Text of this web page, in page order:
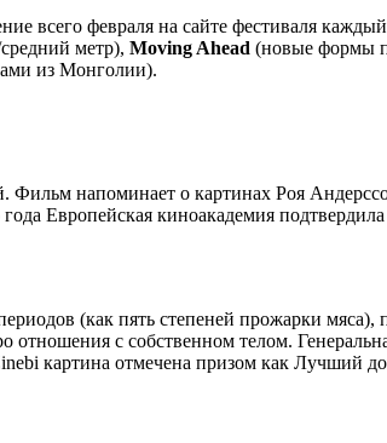
всего февраля на сайте фестиваля
метр), Moving Ahead (новые формы
из Монголии).
напоминает о картинах Роя
Европейская киноакадемия подтвердила
(как пять степеней прожарки мяса),
с собственном телом.
картина отмечена призом как Лучший